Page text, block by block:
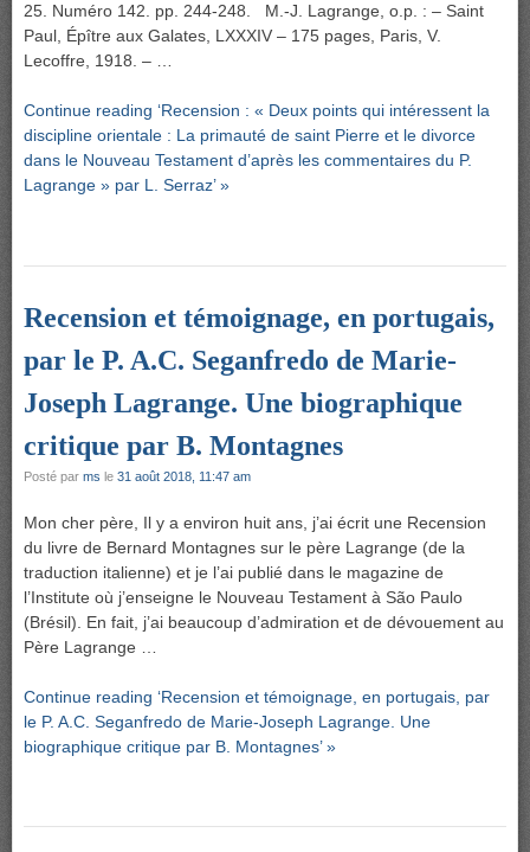
25. Numéro 142. pp. 244-248. M.-J. Lagrange, o.p. : – Saint
Paul, Épître aux Galates, LXXXIV – 175 pages, Paris, V.
Lecoffre, 1918. – …
Continue reading ‘Recension : « Deux points qui intéressent la
discipline orientale : La primauté de saint Pierre et le divorce
dans le Nouveau Testament d’après les commentaires du P.
Lagrange » par L. Serraz’ »
Recension et témoignage, en portugais,
par le P. A.C. Seganfredo de Marie-
Joseph Lagrange. Une biographique
critique par B. Montagnes
Posté par ms le 31 août 2018, 11:47 am
Mon cher père, Il y a environ huit ans, j’ai écrit une Recension
du livre de Bernard Montagnes sur le père Lagrange (de la
traduction italienne) et je l’ai publié dans le magazine de
l’Institute où j’enseigne le Nouveau Testament à São Paulo
(Brésil). En fait, j’ai beaucoup d’admiration et de dévouement au
Père Lagrange …
Continue reading ‘Recension et témoignage, en portugais, par
le P. A.C. Seganfredo de Marie-Joseph Lagrange. Une
biographique critique par B. Montagnes’ »